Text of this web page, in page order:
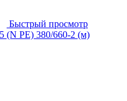
Быстрый просмотр
(N PE) 380/660-2 (м)